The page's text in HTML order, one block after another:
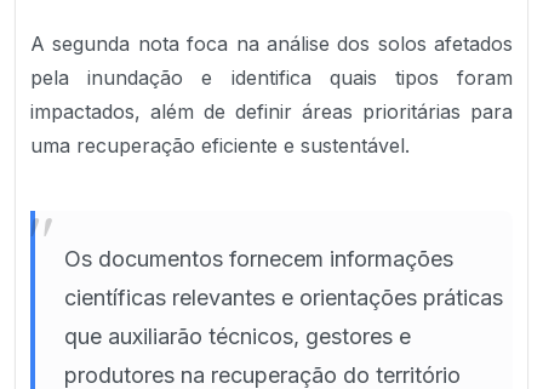
A segunda nota foca na análise dos solos afetados
pela inundação e identifica quais tipos foram
impactados, além de definir áreas prioritárias para
uma recuperação eficiente e sustentável.
" Os documentos fornecem informações
científicas relevantes e orientações práticas
que auxiliarão técnicos, gestores e
produtores na recuperação do território